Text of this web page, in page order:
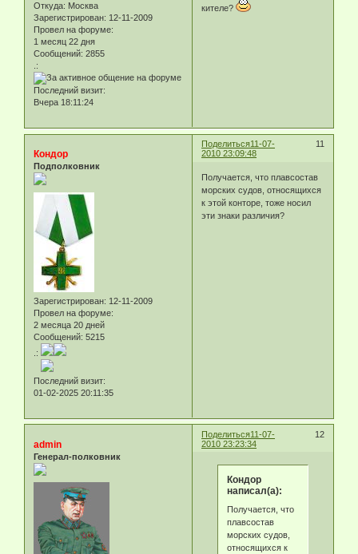
Откуда: Москва
Зарегистрирован: 12-11-2009
Провел на форуме:
1 месяц 22 дня
Сообщений: 2855
.:
Последний визит:
Вчера 18:11:24
кителе?
Поделиться 11
11-07-
2010 23:09:48
Кондор
Подполковник
Зарегистрирован: 12-11-2009
Провел на форуме:
2 месяца 20 дней
Сообщений: 5215
.:
Последний визит:
01-02-2025 20:11:35
Получается, что плавсостав
морских судов, относящихся
к этой конторе, тоже носил
эти знаки различия?
Поделиться 12
11-07-
2010 23:23:34
admin
Генерал-полковник
Кондор
написал(а):
Получается, что
плавсостав
морских судов,
относящихся к